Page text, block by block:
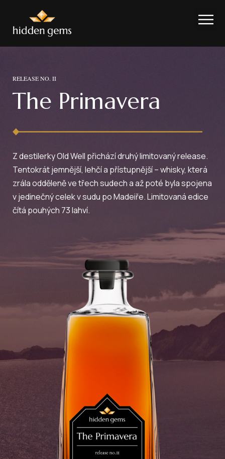
RELEASE NO. II
The Primavera
Z destilerky Old Well přichází druhý limitovaný release.
Tentokrát jemnější, lehčí a přístupnější – whisky, která
zrála odděleně ve třech sudech a až poté byla spojena
v jedinečný celekv sudu po Madeiře. Limitovaná edice
čítá pouhých 73 lahví.